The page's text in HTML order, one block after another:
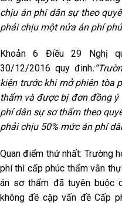
chịu án phí dân sự theo
phải chịu một nửa án phí
Khoản 6 Điều 29 Nghị
30/12/2016 quy đinh:“
kiện trước khi mở phiên tòa
thẩm và được bị đơn đồng ý
phí dân sự sơ thẩm theo
phải chịu 50% mức án phí
Quan điểm thứ nhất: Trường
phí thì cấp phúc thẩm vẫn
án sơ thẩm đã tuyên buộc
không đề cập vấn đề Cấp